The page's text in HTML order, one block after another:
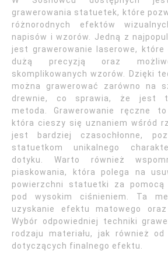
grawerowania statuetek, które
różnorodnych efektów
napisów i wzorów. Jedną z
jest grawerowanie laserowe, które
dużą precyzją oraz
skomplikowanych wzorów. Dzięki
można grawerować zarówno na
drewnie, co sprawia, że jest
metoda. Grawerowanie ręczne
która cieszy się uznaniem wśród
jest bardziej czasochłonne,
statuetkom unikalnego
dotyku. Warto również
piaskowania, która polega na
powierzchni statuetki za pomocą
pod wysokim ciśnieniem. Ta
uzyskanie efektu matowego oraz
Wybór odpowiedniej techniki
rodzaju materiału, jak również
dotyczących finalnego efektu.